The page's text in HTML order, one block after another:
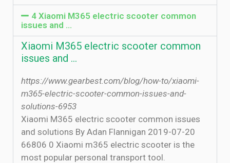
4 Xiaomi M365 electric scooter common
issues and …
Xiaomi M365 electric scooter common
issues and …
https://www.gearbest.com/blog/how-to/xiaomi-
m365-electric-scooter-common-issues-and-
solutions-6953
Xiaomi M365 electric scooter common issues
and solutions By Adan Flannigan 2019-07-20
66806 0 Xiaomi m365 electric scooter is the
most popular personal transport tool.